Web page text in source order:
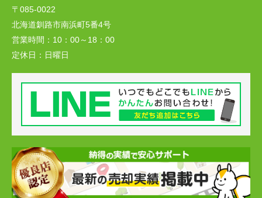
〒085-0022
北海道釧路市南浜町5番4号
営業時間： 10：00～18：00
定休日： 日曜日